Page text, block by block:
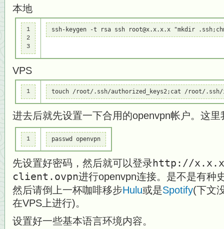
本地
1
2
3
ssh-keygen -t rsa ssh root@x.x.x.x "mkdir
VPS
1 touch /root/.ssh/authorized_keys2;cat /root/.ssh/
进去后就先设置一下合用的openvpn帐户。这里
1 passwd openvpn
先设置好密码，然后就可以登录http://
client.ovpn进行openvpn连接。是不是有种
然后请倒上一杯咖啡移步Hulu或是Spotify(下文
在VPS上进行)。
设置好一些基本语言环境内容。